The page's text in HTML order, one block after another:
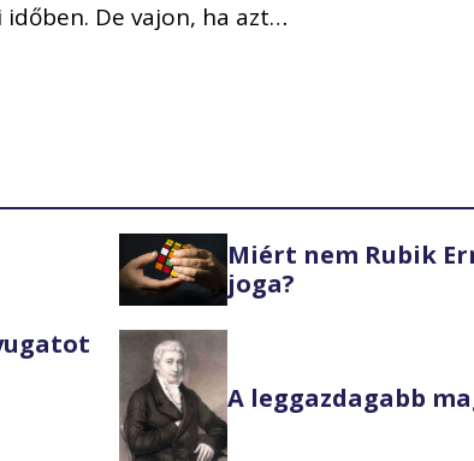
De vajon, ha azt…
Miért nem Rubik
joga?
A leggazdagabb